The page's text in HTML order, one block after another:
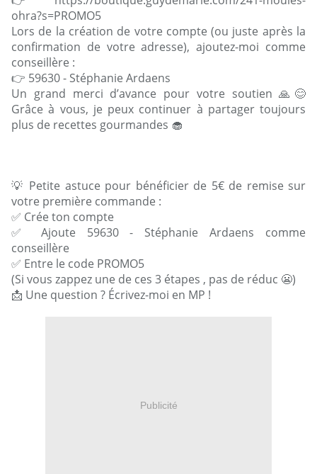
ohra?s=PROMO5
Lors de la création de votre compte (ou juste après la
confirmation de votre adresse), ajoutez-moi comme
conseillère :
👉 59630 - Stéphanie Ardaens
Un grand merci d’avance pour votre soutien 🙏😊
Grâce à vous, je peux continuer à partager toujours
plus de recettes gourmandes 🧁
💡 Petite astuce pour bénéficier de 5€ de remise sur
votre première commande :
✅ Crée ton compte
✅ Ajoute 59630 - Stéphanie Ardaens comme
conseillère
✅ Entre le code PROMO5
(Si vous zappez une de ces 3 étapes , pas de réduc 😬)
📩 Une question ? Écrivez-moi en MP !
Publicité